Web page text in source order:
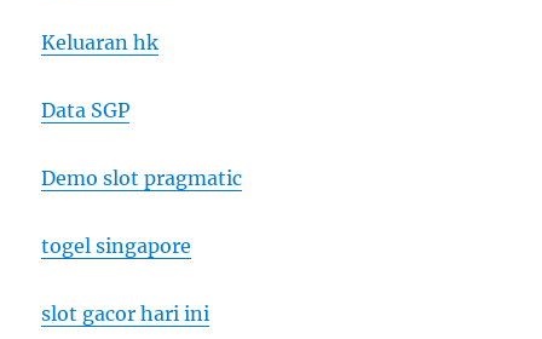
Keluaran hk
Data SGP
Demo slot pragmatic
togel singapore
slot gacor hari ini